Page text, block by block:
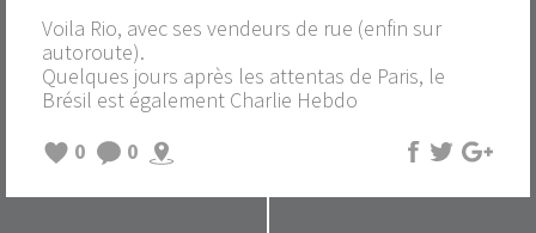
Voila Rio, avec ses vendeurs de rue (enfin sur
autoroute).
Quelques jours après les attentas de Paris, le
Brésil est également Charlie Hebdo
0
0